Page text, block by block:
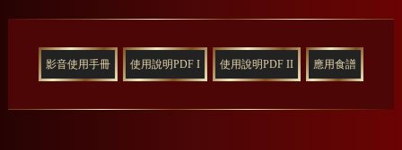
影音使用手冊 使用說明PDF I 使用說明PDF II 應用食譜